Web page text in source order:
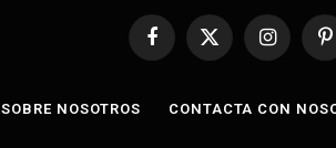
Facebook
X
Instagram
SOBRE NOSOTROS CONTACTA CON